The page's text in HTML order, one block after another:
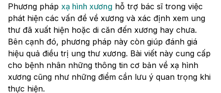
Phương pháp xạ hình xương hỗ trợ bác sĩ trong việc
phát hiện các vấn đề về xương và xác định xem ung
thư đã xuất hiện hoặc di căn đến xương hay chưa.
Bên cạnh đó, phương pháp này còn giúp đánh giá
hiệu quả điều trị ung thư xương. Bài viết này cung cấp
cho bệnh nhân những thông tin cơ bản về xạ hình
xương cũng như những điểm cần lưu ý quan trọng khi
thực hiện.